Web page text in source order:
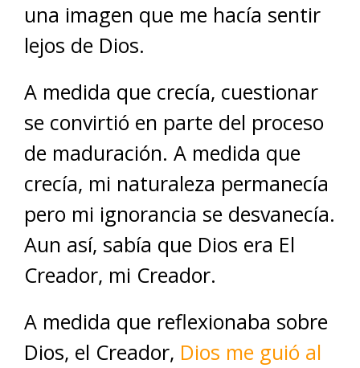
una imagen que me hacía sentir
lejos de Dios.
A medida que crecía, cuestionar
se convirtió en parte del proceso
de maduración. A medida que
crecía, mi naturaleza permanecía
pero mi ignorancia se desvanecía.
Aun así, sabía que Dios era El
Creador, mi Creador.
A medida que reflexionaba sobre
Dios, el Creador, Dios me guió al